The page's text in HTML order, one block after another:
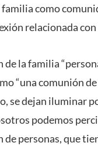
como
relacionada
la familia
“una comunión
se dejan iluminar
podemos
personas, que